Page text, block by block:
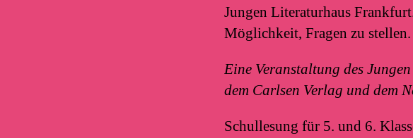
Jungen Literaturhaus
Möglichkeit, Fragen zu stellen.
Eine Veranstaltung des
dem Carlsen Verlag und dem
Schullesung für 5. und 6.